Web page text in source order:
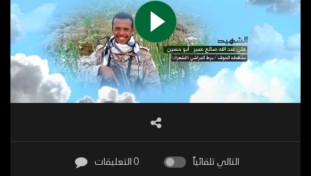
التالي تلقائياً 0 التعليقات